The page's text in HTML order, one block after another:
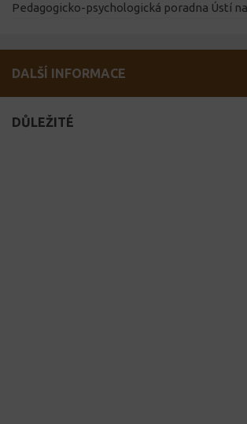
Pedagogicko-psychologická poradna Ústí
DALŠÍ INFORMACE
DŮLEŽITÉ